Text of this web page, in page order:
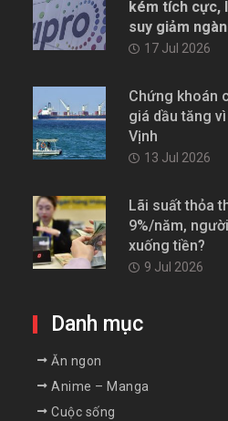
kém tích cực,
suy giảm
17 Jul 2026
Chứng khoán
giá dầu tăng
Vịnh
13 Jul 2026
Lãi suất thỏa
9%/năm,
xuống tiền?
9 Jul 2026
Danh mục
Ăn ngon
Anime – Manga
Cuộc sống